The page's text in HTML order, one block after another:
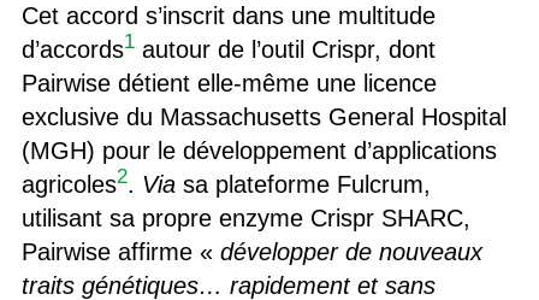
Cet accord s’inscrit dans une multitude
d’accords1autour de l’outil Crispr, dont
Pairwise détient elle-même une licence
exclusive du Massachusetts General Hospital
(MGH) pour le développement d’applications
agricoles2. Viasa plateforme Fulcrum,
utilisant sa propre enzyme Crispr SHARC,
Pairwise affirme « développer de nouveaux
traits génétiques… rapidement et sans